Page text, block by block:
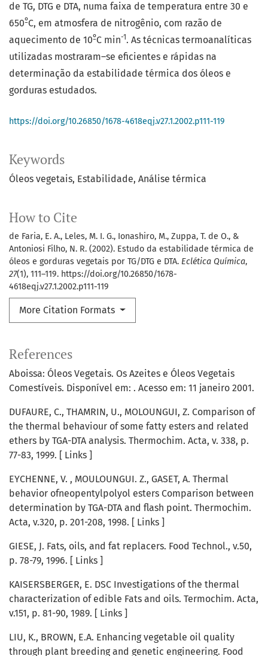
Keywords
Óleos vegetais Estabilidade Análise térmica
How to Cite
de Faria, E. A., Leles, M. I. G., Ionashiro, M., Zuppa, T. de O., &
Antoniosi Filho, N. R. (2002). Estudo da estabilidade térmica de
óleos e gorduras vegetais por TG/DTG e DTA. Eclética Química,
27(1), 111–119. https://doi.org/10.26850/1678-
4618eqj.v27.1.2002.p111-119
More Citation Formats
de TG, DTG e DTA, numa faixa de temperatura entre 30 e
650ºC, em atmosfera de nitrogênio, com razão de
aquecimento de 10ºC min-1 . As técnicas termoanalíticas
utilizadas mostraram–se eficientes e rápidas na
determinação da estabilidade térmica dos óleos e
gorduras estudados.
https://doi.org/10.26850/1678-4618eqj.v27.1.2002.p111-119
References
Aboissa: Óleos Vegetais. Os Azeites e Óleos Vegetais
Comestíveis. Disponível em: . Acesso em: 11 janeiro 2001.
DUFAURE, C., THAMRIN, U., MOLOUNGUI, Z. Comparison of
the thermal behaviour of some fatty esters and related
ethers by TGA-DTA analysis. Thermochim. Acta, v. 338, p.
77-83, 1999. [ Links ]
EYCHENNE, V. , MOULOUNGUI. Z., GASET, A. Thermal
behavior ofneopentylpolyol esters Comparison between
determination by TGA-DTA and flash point. Thermochim.
Acta, v.320, p. 201-208, 1998. [ Links ]
GIESE, J. Fats, oils, and fat replacers. Food Technol., v.50,
p. 78-79, 1996. [ Links ]
KAISERSBERGER, E. DSC Investigations of the thermal
characterization of edible Fats and oils. Termochim. Acta,
v.151, p. 81-90, 1989. [ Links ]
LIU, K., BROWN, E.A. Enhancing vegetable oil quality
through plant breeding and genetic engineering. Food